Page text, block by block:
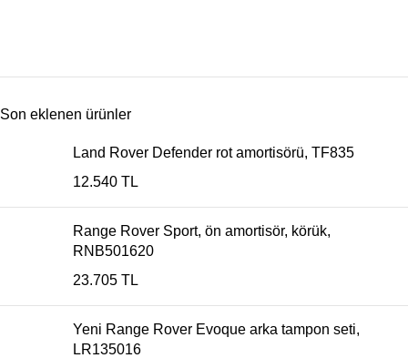
Son eklenen ürünler
Land Rover Defender rot amortisörü, TF835
12.540 TL
Range Rover Sport, ön amortisör, körük,
RNB501620
23.705 TL
Yeni Range Rover Evoque arka tampon seti,
LR135016